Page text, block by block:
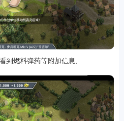
到燃料弹药等附加信息;